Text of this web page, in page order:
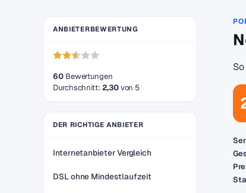
ANBIETERBEWERTUNG
60Bewertungen
Durchschnitt: 2,30von 5
DER RICHTIGE ANBIETER
Internetanbieter Vergleich
DSL ohne Mindestlaufzeit